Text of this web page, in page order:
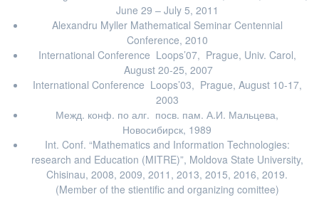
June 29 – July 5, 2011
Alexandru Myller Mathematical Seminar Centennial
Conference, 2010
International Conference Loops’07, Prague, Univ. Carol,
August 20-25, 2007
International Conference Loops’03, Prague, August 10-17,
2003
Межд. конф. по алг. посв. пам. А.И. Мальцева,
Новосибирск, 1989
Int. Conf. “Mathematics and Information Technologies:
research and Education (MITRE)”, Moldova State University,
Chisinau, 2008, 2009, 2011, 2013, 2015, 2016, 2019.
(Member of the stientific and organizing comittee)